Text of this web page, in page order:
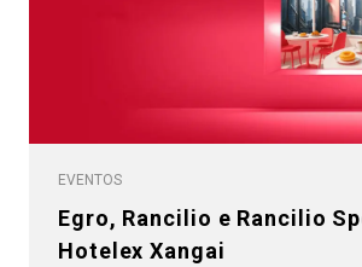
EVENTOS
Egro, Rancilio e Rancilio
Hotelex Xangai
Todos